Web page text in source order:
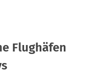
Flughäfen